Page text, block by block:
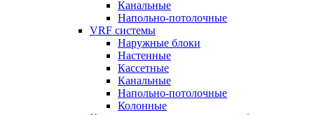
Канальные
Напольно-потолочные
VRF системы
Наружные блоки
Настенные
Кассетные
Канальные
Напольно-потолочные
Колонные